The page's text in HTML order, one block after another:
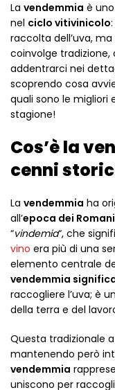
La vendemmia è
nel ciclo vitivinicolo
raccolta dell’uva,
coinvolge tradizione,
addentrarci nei
scoprendo cosa
quali sono le migliori
stagione!
Cos’è la
cenni
La vendemmia ha
all’epoca dei Romani
“vindemia“, che
vino era più di una
elemento centrale
vendemmia
raccogliere l’uva; è
della terra e del
Questa tradizionale
mantenendo però
vendemmia
uniscono per